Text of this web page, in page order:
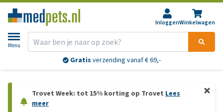
InloggenWinkelwagen
Menu
Gratis verzending vanaf € 69,-
Trovet Week: tot 15% korting op Trovet Lees
meer